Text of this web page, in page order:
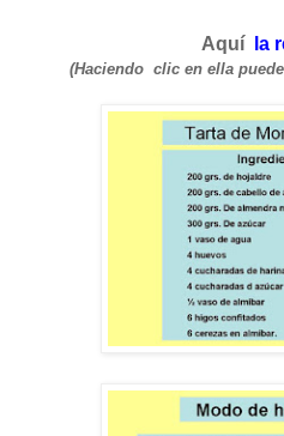
Aquí la
(Haciendo clic en ella